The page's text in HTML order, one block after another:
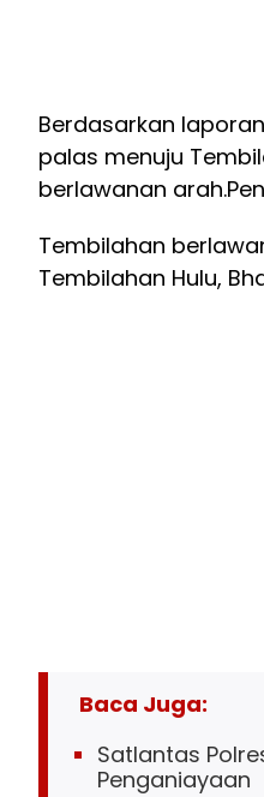
Berdasarkan
palas menuju
berlawanan arah.
Tembilahan
Tembilahan Hulu,
Baca Juga:
Satlantas
Penganiayaan